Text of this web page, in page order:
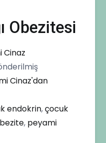
Obezitesi
Cinaz
Cinaz'dan
endokrin,çocuk
, peyami